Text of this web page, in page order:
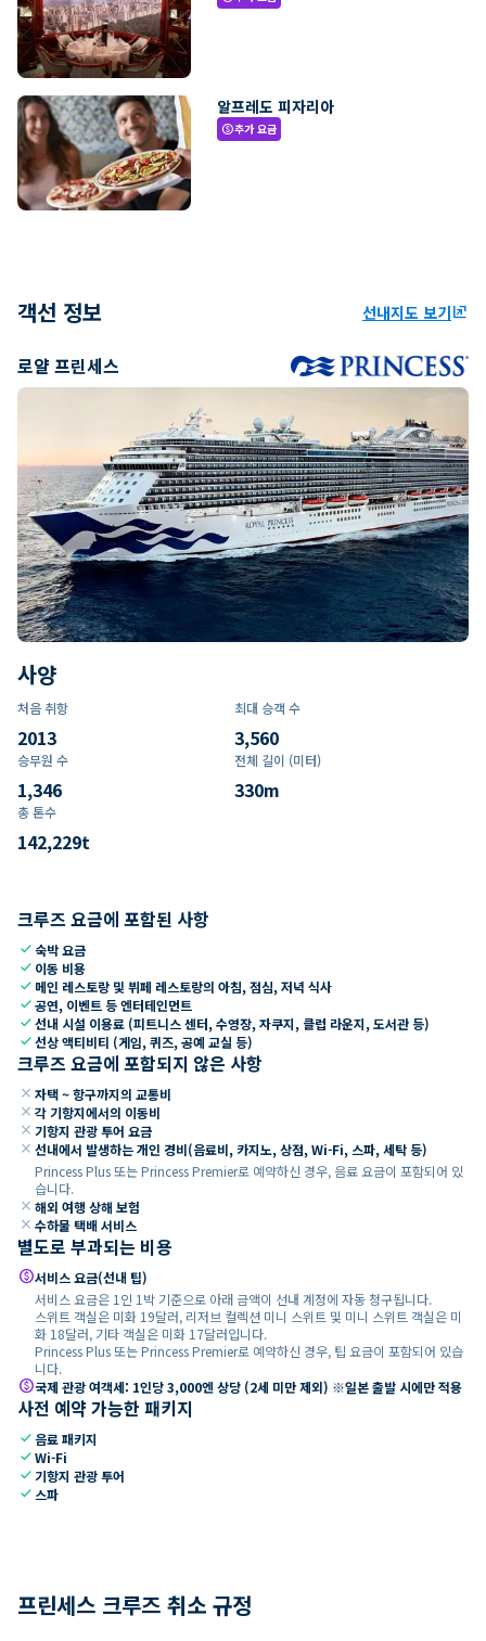
알프레도 피자리아
paid추가 요금
객선 정보 선내지도 보기ungroup
로얄 프린세스
사양
처음 취항
2013
최대 승객 수
3,560
승무원 수
1,346
전체 길이 (미터)
330m
총 톤수
142,229t
크루즈 요금에 포함된 사항
check숙박 요금
check 이동 비용
check 메인 레스토랑 및 뷔페 레스토랑의 아침, 점심, 저녁 식사
check공연, 이벤트 등 엔터테인먼트
check선내 시설 이용료 (피트니스 센터, 수영장, 자쿠지, 클럽 라운지, 도서관 등)
check선상 액티비티 (게임, 퀴즈, 공예 교실 등)
크루즈 요금에 포함되지 않은 사항
close 자택 ~ 항구까지의 교통비
close 각 기항지에서의 이동비
close 기항지 관광 투어 요금
close 선내에서 발생하는 개인 경비(음료비, 카지노, 상점, Wi-Fi, 스파, 세탁 등)
Princess Plus 또는 Princess Premier로 예약하신 경우, 음료 요금이 포함되어 있
습니다.
close 해외 여행 상해 보험
close 수하물 택배 서비스
별도로 부과되는 비용
paid서비스 요금(선내 팁)
서비스 요금은 1인 1박 기준으로 아래 금액이 선내 계정에 자동 청구됩니다.
스위트 객실은 미화 19달러, 리저브 컬렉션 미니 스위트 및 미니 스위트 객실은 미
화 18달러, 기타 객실은 미화 17달러입니다.
Princess Plus 또는 Princess Premier로 예약하신 경우, 팁 요금이 포함되어 있습
니다.
paid국제 관광 여객세: 1인당 3,000엔 상당 (2세 미만 제외) ※일본 출발 시에만 적용
사전 예약 가능한 패키지
check 음료 패키지
checkWi-Fi
check 기항지 관광 투어
check 스파
프린세스 크루즈 취소 규정